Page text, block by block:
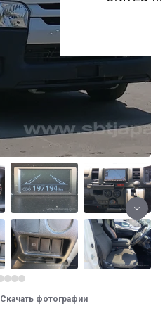
Скачать фотографии